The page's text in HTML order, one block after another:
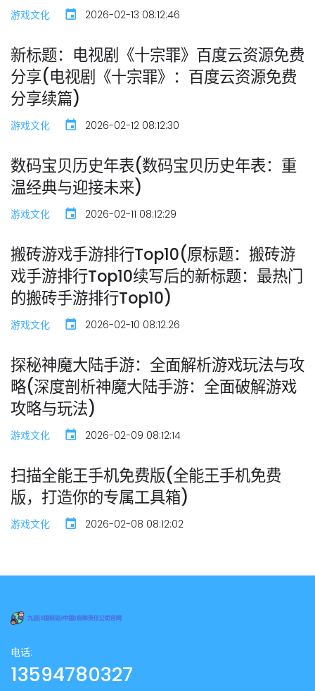
游戏文化 2026-02-13 08:12:46
新标题：电视剧《十宗罪》百度云资源免费
分享(电视剧《十宗罪》：百度云资源免费
分享续篇)
游戏文化 2026-02-12 08:12:30
数码宝贝历史年表(数码宝贝历史年表：重
温经典与迎接未来)
游戏文化 2026-02-11 08:12:29
搬砖游戏手游排行Top10(原标题：搬砖游
戏手游排行Top10续写后的新标题：最热门
的搬砖手游排行Top10)
游戏文化 2026-02-10 08:12:26
探秘神魔大陆手游：全面解析游戏玩法与攻
略(深度剖析神魔大陆手游：全面破解游戏
攻略与玩法)
游戏文化 2026-02-09 08:12:14
扫描全能王手机免费版(全能王手机免费
版，打造你的专属工具箱)
游戏文化 2026-02-08 08:12:02
电话:
13594780327